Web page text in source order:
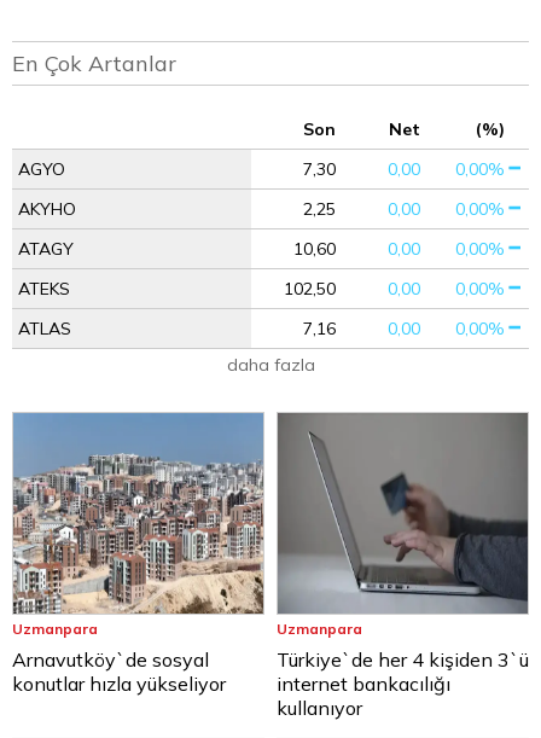
En Çok Artanlar
Son Net
(%)
AGYO
7,30 0,00
0,00%
AKYHO
2,25 0,00
0,00%
ATAGY
10,60 0,00
0,00%
ATEKS
102,50 0,00
0,00%
ATLAS
7,16 0,00
0,00%
daha fazla
Uzmanpara
Arnavutköy`de sosyal
konutlar hızla yükseliyor
Uzmanpara
Türkiye`de her 4 kişiden 3`ü
internet bankacılığı
kullanıyor